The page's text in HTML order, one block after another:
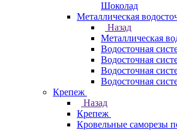
Шоколад
Металлическая
Назад
Металлическая
Водосточная
Водосточная
Водосточная
Водосточная
Крепеж
Назад
Крепеж
Кровельные саморезы